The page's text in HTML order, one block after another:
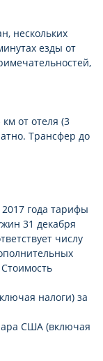
нескольких
езды от
от отеля (3
Трансфер до
года тарифы
31 декабря
числу
налоги) за
США (включая